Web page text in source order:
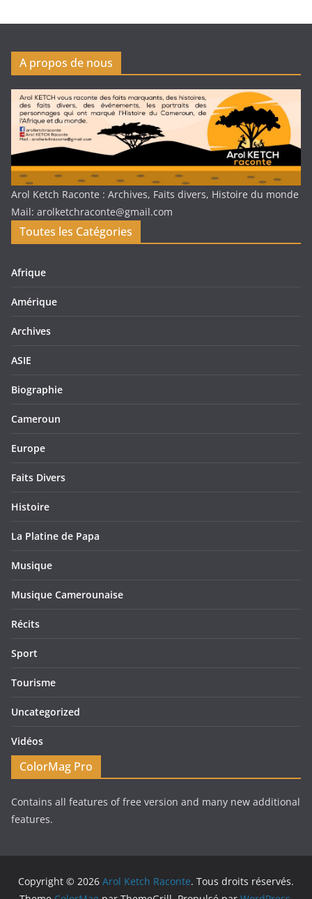
A propos de nous
Arol Ketch Raconte : Archives, Faits divers, Histoire du monde
Mail: arolketchraconte@gmail.com
Toutes les Catégories
Afrique
Amérique
Archives
ASIE
Biographie
Cameroun
Europe
Faits Divers
Histoire
La Platine de Papa
Musique
Musique Camerounaise
Récits
Sport
Tourisme
Uncategorized
Vidéos
ColorMag Pro
Contains all features of free version and many new additional
features.
Copyright © 2026 Arol Ketch Raconte. Tous droits réservés.